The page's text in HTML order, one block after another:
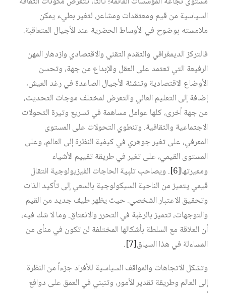
السياسية من قيم ومعتقدات ومشاعر، لتغير بطيء يمكن
ملامسته بوضوح في الأوساط الحضرية عند الأجيال المتعاقبة.
فالتركز الديمغرافي والتقدم التقني والاقتصادي وازدهار المهن
الرفيعة التي تعتمد على العقل والإبداع من جهة، وتحسن
الأوضاع الاقتصادية وتنشئة الأجيال الصاعدة في رغد العيش،
إضافة إلى التعليم العالي والتعرض لمختلف موجات التحديث،
من جهة أخرى، كلها عوامل مساهمة في تسريع وتيرة التحولات
الاجتماعية والثقافية. وتنطوي التحولات على المستوى
المعرفي، على تغير جوهري في كيفية النظرة إلى العالم، وعلى
المستوى القيمي، على تغير في طريقة تقييم الأشياء
ومعيرتها‏[6]
. ويصاحب تلبية الحاجات الفيزيولوجية انتقال
قيمي يتميز من الناحية السيكولوجية بالسعي إلى تأكيد الذات
وتحقيق الاعتبار الشخصي. حيث يظهر طيف جديد من القيم
والتوجهات، تتميز بالرغبة في التحرر والانعتاق. وما لا شك فيه،
أن العلاقة مع السلطة بأشكالها المختلفة لن تكون في منأى من
المساءلة في هذا السياق‏[7]
.
وتشكل الاتجاهات والمواقف السياسية للأفراد جزءاً من النظرة
إلى العالم وطريقة تقدير الأمور، وتنبني في العمق على دوافع